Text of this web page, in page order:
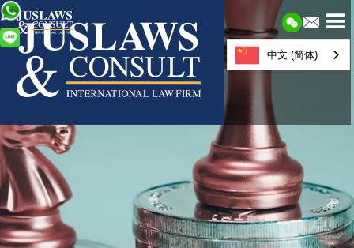
中文 (简体)